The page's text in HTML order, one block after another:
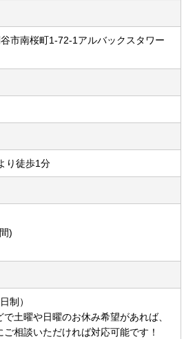
市南桜町1-72-1アルバックスタワー
り徒歩1分
)
制）
土曜や日曜のお休み希望があれば、
相談いただければ対応可能です！